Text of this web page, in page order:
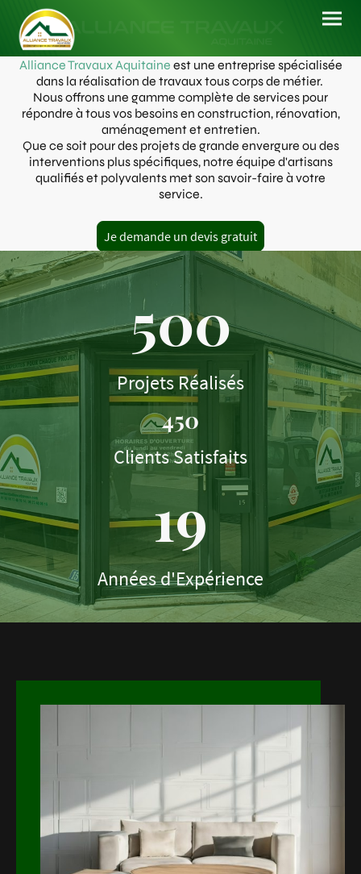
Alliance Travaux Aquitaine est une entreprise spécialisée
dans la réalisation de travaux tous corps de métier.
Nous offrons une gamme complète de services pour
répondre à tous vos besoins en construction, rénovation,
aménagement et entretien.
Que ce soit pour des projets de grande envergure ou des
interventions plus spécifiques, notre équipe d'artisans
qualifiés et polyvalents met son savoir-faire à votre
service.
Je demande un devis gratuit
500
Projets Réalisés
450
Clients Satisfaits
19
Années d'Expérience